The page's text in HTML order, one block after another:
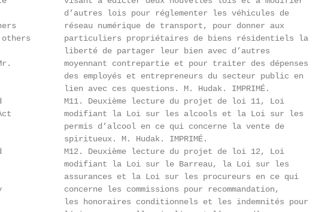
d’autres lois pour réglementer les véhicules de
réseau numérique de transport, pour donner aux
others       particuliers propriétaires de biens résidentiels la
liberté de partager leur bien avec d’autres
moyennant contrepartie et pour traiter des dépenses
des employés et entrepreneurs du secteur public en
lien avec ces questions. M. Hudak. IMPRIMÉ.
M11. Deuxième lecture du projet de loi 11, Loi
Act           modifiant la Loi sur les alcools et la Loi sur les
permis d’alcool en ce qui concerne la vente de
spiritueux. M. Hudak. IMPRIMÉ.
M12. Deuxième lecture du projet de loi 12, Loi
modifiant la Loi sur le Barreau, la Loi sur les
assurances et la Loi sur les procureurs en ce qui
concerne les commissions pour recommandation,
les honoraires conditionnels et les indemnités pour